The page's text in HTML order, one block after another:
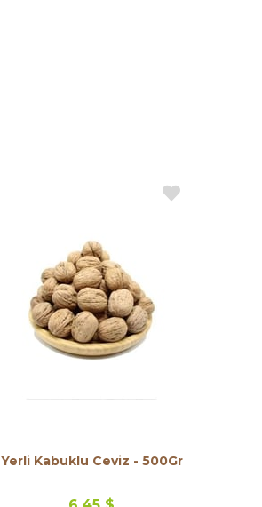
Yerli Kabuklu Ceviz - 500Gr